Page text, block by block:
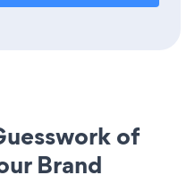
of
Brand